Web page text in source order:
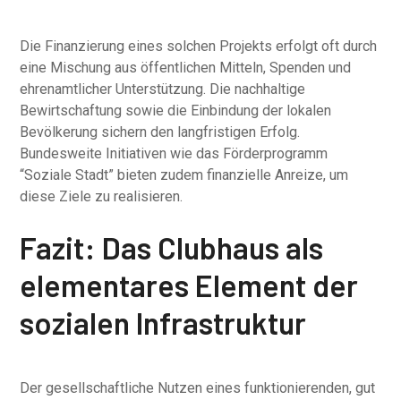
Die Finanzierung eines solchen Projekts erfolgt oft durch
eine Mischung aus öffentlichen Mitteln, Spenden und
ehrenamtlicher Unterstützung. Die nachhaltige
Bewirtschaftung sowie die Einbindung der lokalen
Bevölkerung sichern den langfristigen Erfolg.
Bundesweite Initiativen wie das Förderprogramm
“Soziale Stadt” bieten zudem finanzielle Anreize, um
diese Ziele zu realisieren.
Fazit: Das Clubhaus als
elementares Element der
sozialen Infrastruktur
Der gesellschaftliche Nutzen eines funktionierenden, gut